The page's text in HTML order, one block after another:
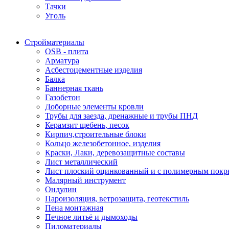
Тачки
Уголь
Стройматериалы
OSB - плита
Арматура
Асбестоцементные изделия
Балка
Баннерная ткань
Газобетон
Доборные элементы кровли
Трубы для заезда, дренажные и трубы ПНД
Керамзит щебень, песок
Кирпич,строительные блоки
Кольцо железобетонное, изделия
Краски, Лаки, деревозащитные составы
Лист металлический
Лист плоский оцинкованный и с полимерным
Малярный инструмент
Ондулин
Пароизоляция, ветрозащита, геотекстиль
Пена монтажная
Печное литьё и дымоходы
Пиломатериалы